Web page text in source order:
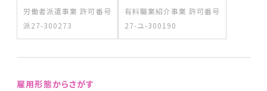
労働者派遣事業 許可番号
派27-300273
有料職業紹介事業 許可番号
27-ユ-300190
雇用形態からさがす